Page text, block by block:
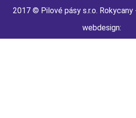
2017 © Pilové pásy s.r.o.
webdesign: